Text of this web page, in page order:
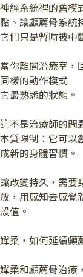
神經系統裡的舊
黏、讓顱薦骨系統
它們只是暫時被中
當你離開治療室，
同樣的動作模式
它最熟悉的狀態。
這不是治療師的問
本質限制：它可以
成新的身體習慣。
讓改變持久，需
放，用感知去感覺
設值。
嬋柔，如何延續顱
嬋柔和顱薦骨治